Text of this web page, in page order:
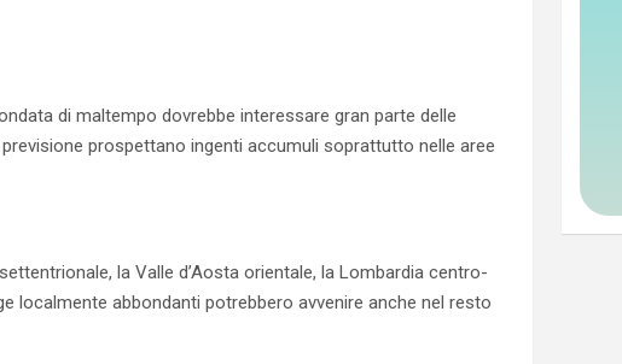
di maltempo dovrebbe interessare gran parte delle
prospettano ingenti accumuli soprattutto nelle aree
la Valle d’Aosta orientale, la Lombardia centro-
localmente abbondanti potrebbero avvenire anche nel resto